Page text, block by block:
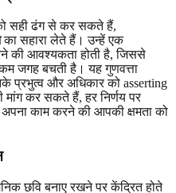
सही ढंग से कर सकते हैं,
का सहारा लेते हैं। उन्हें एक
की आवश्यकता होती है, जिससे
जगह बचती है। यह गुणवत्ता
प्रभुत्व और अधिकार को asserting
कर सकते हैं, हर निर्णय पर
काम करने की आपकी क्षमता को
छवि बनाए रखने पर केंद्रित होते